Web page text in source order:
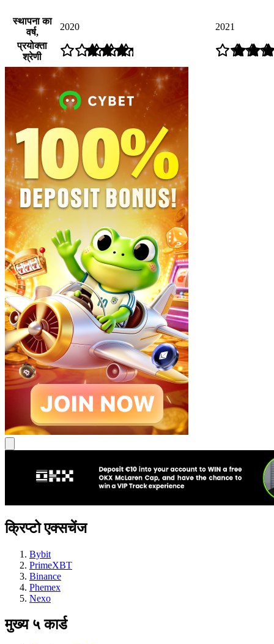
स्थापना का
वर्ष,
2020
2021
प्रयोक्ता
श्रेणी
क्रिप्टो एक्सचेंज
Bybit
PrimeXBT
Binance
Phemex
Nexo
मुख्य ५ कार्ड